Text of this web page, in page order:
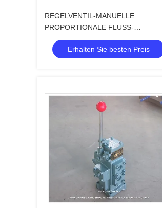
REGELVENTIL-MANUELLE
PROPORTIONALE FLUSS-
REGELVENTILE DER HYDRAULIK-
CSBF-H-G20 FÜR SCHIFFE
Erhalten Sie besten Preis